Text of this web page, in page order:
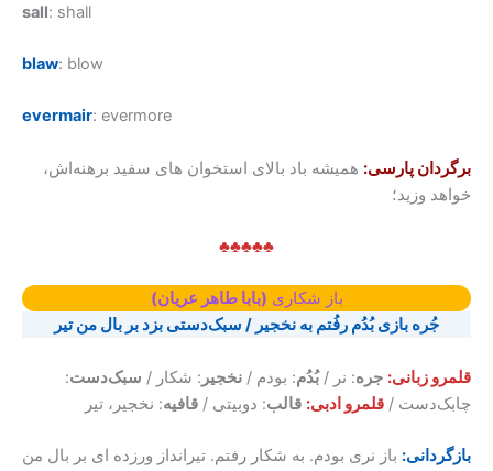
sall: shall
blaw: blow
evermair: evermore
برگردان پارسی: همیشه باد بالای استخوان های سفید برهنه‌اش،
خواهد وزید؛
♣♣♣♣♣
باز شکاری (بابا طاهر عریان)
جُره بازی بُدُم رفُتم به نخجیر / سبک‌دستی بزد بر بال من تیر
قلمرو زبانی: جره: نر /بُدُم: بودم / نخجیر : شکار / سبک‌دست:
چابک‌دست / قلمرو ادبی: قالب: دوبیتی / قافیه: نخجیر، تیر
بازگردانی: باز نری بودم. به شکار رفتم. تیرانداز ورزده ای بر بال من